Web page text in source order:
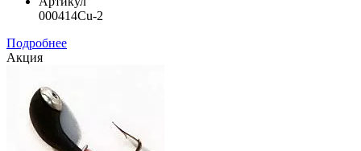
000414Cu-2
Подробнее
Акция